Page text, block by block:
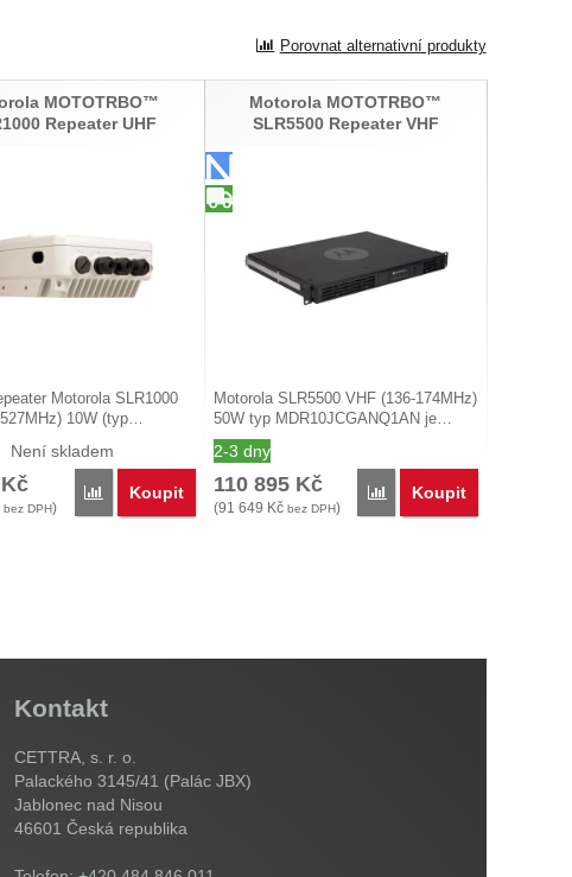
Porovnat alternativní produkty
MOTOTRBO™
Repeater UHF
Motorola SLR1000
10W (typ…
Není skladem
Kč
bez DPH)
Porovnat
Koupit
Motorola MOTOTRBO™
SLR5500 Repeater VHF
Motorola SLR5500 VHF (136-174MHz)
50W typ MDR10JCGANQ1AN je…
2-3 dny
110 895 Kč
(91 649 Kč bez DPH)
Porovnat
Koupit
Kontakt
CETTRA, s. r. o.
Palackého 3145/41 (Palác JBX)
Jablonec nad Nisou
46601 Česká republika